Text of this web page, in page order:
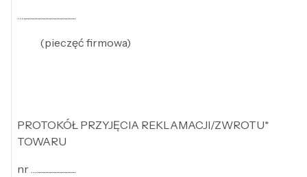
…......................................
(pieczęć firmowa)
PROTOKÓŁ PRZYJĘCIA REKLAMACJI/ZWROTU*
TOWARU
nr …............................